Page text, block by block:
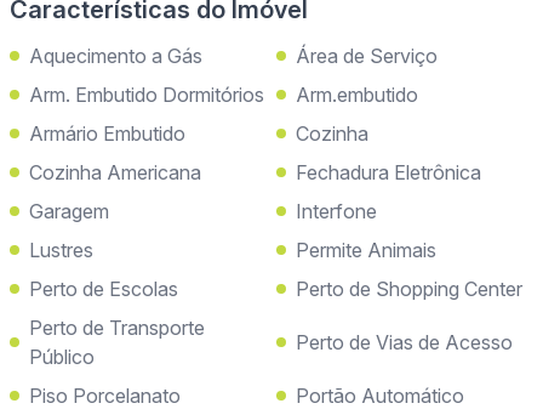
Características do Imóvel
Aquecimento a Gás
Área de Serviço
Arm. Embutido Dormitórios
Arm.embutido
Armário Embutido
Cozinha
Cozinha Americana
Fechadura Eletrônica
Garagem
Interfone
Lustres
Permite Animais
Perto de Escolas
Perto de Shopping Center
Perto de Transporte
Público
Perto de Vias de Acesso
Piso Porcelanato
Portão Automático